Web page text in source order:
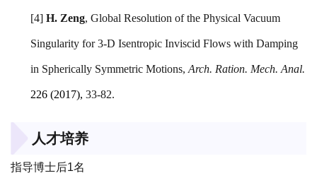
[4] H. Zeng, Global Resolution of the Physical Vacuum
Singularity for 3-D Isentropic Inviscid Flows with Damping
in Spherically Symmetric Motions, Arch. Ration. Mech. Anal.
226 (2017), 33-82.
人才培养
指导博士后1名